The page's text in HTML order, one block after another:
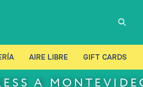
AIRE LIBRE GIFT CARDS